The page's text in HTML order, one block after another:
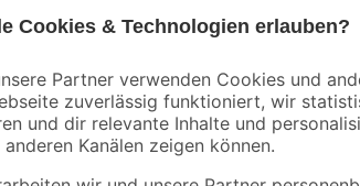
toom
Schlosserhammer
toom